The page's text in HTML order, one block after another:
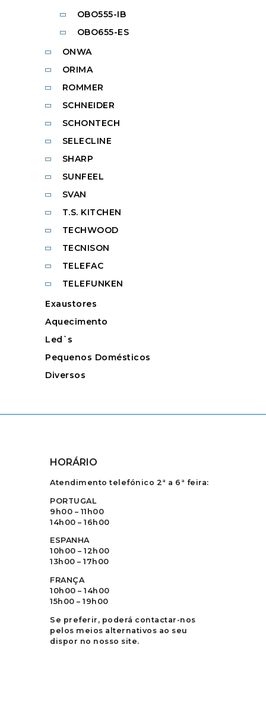
OBO555-IB
OBO655-ES
ONWA
ORIMA
ROMMER
SCHNEIDER
SCHONTECH
SELECLINE
SHARP
SUNFEEL
SVAN
T.S. KITCHEN
TECHWOOD
TECNISON
TELEFAC
TELEFUNKEN
Exaustores
Aquecimento
Led`s
Pequenos Domésticos
Diversos
HORÁRIO
Atendimento telefónico 2ª a 6ª feira:
PORTUGAL
9h00 – 11h00
14h00 – 16h00
ESPANHA
10h00 – 12h00
13h00 – 17h00
FRANÇA
10h00 – 14h00
15h00 – 19h00
Se preferir, poderá contactar-nos
pelos meios alternativos ao seu
dispor no nosso site.